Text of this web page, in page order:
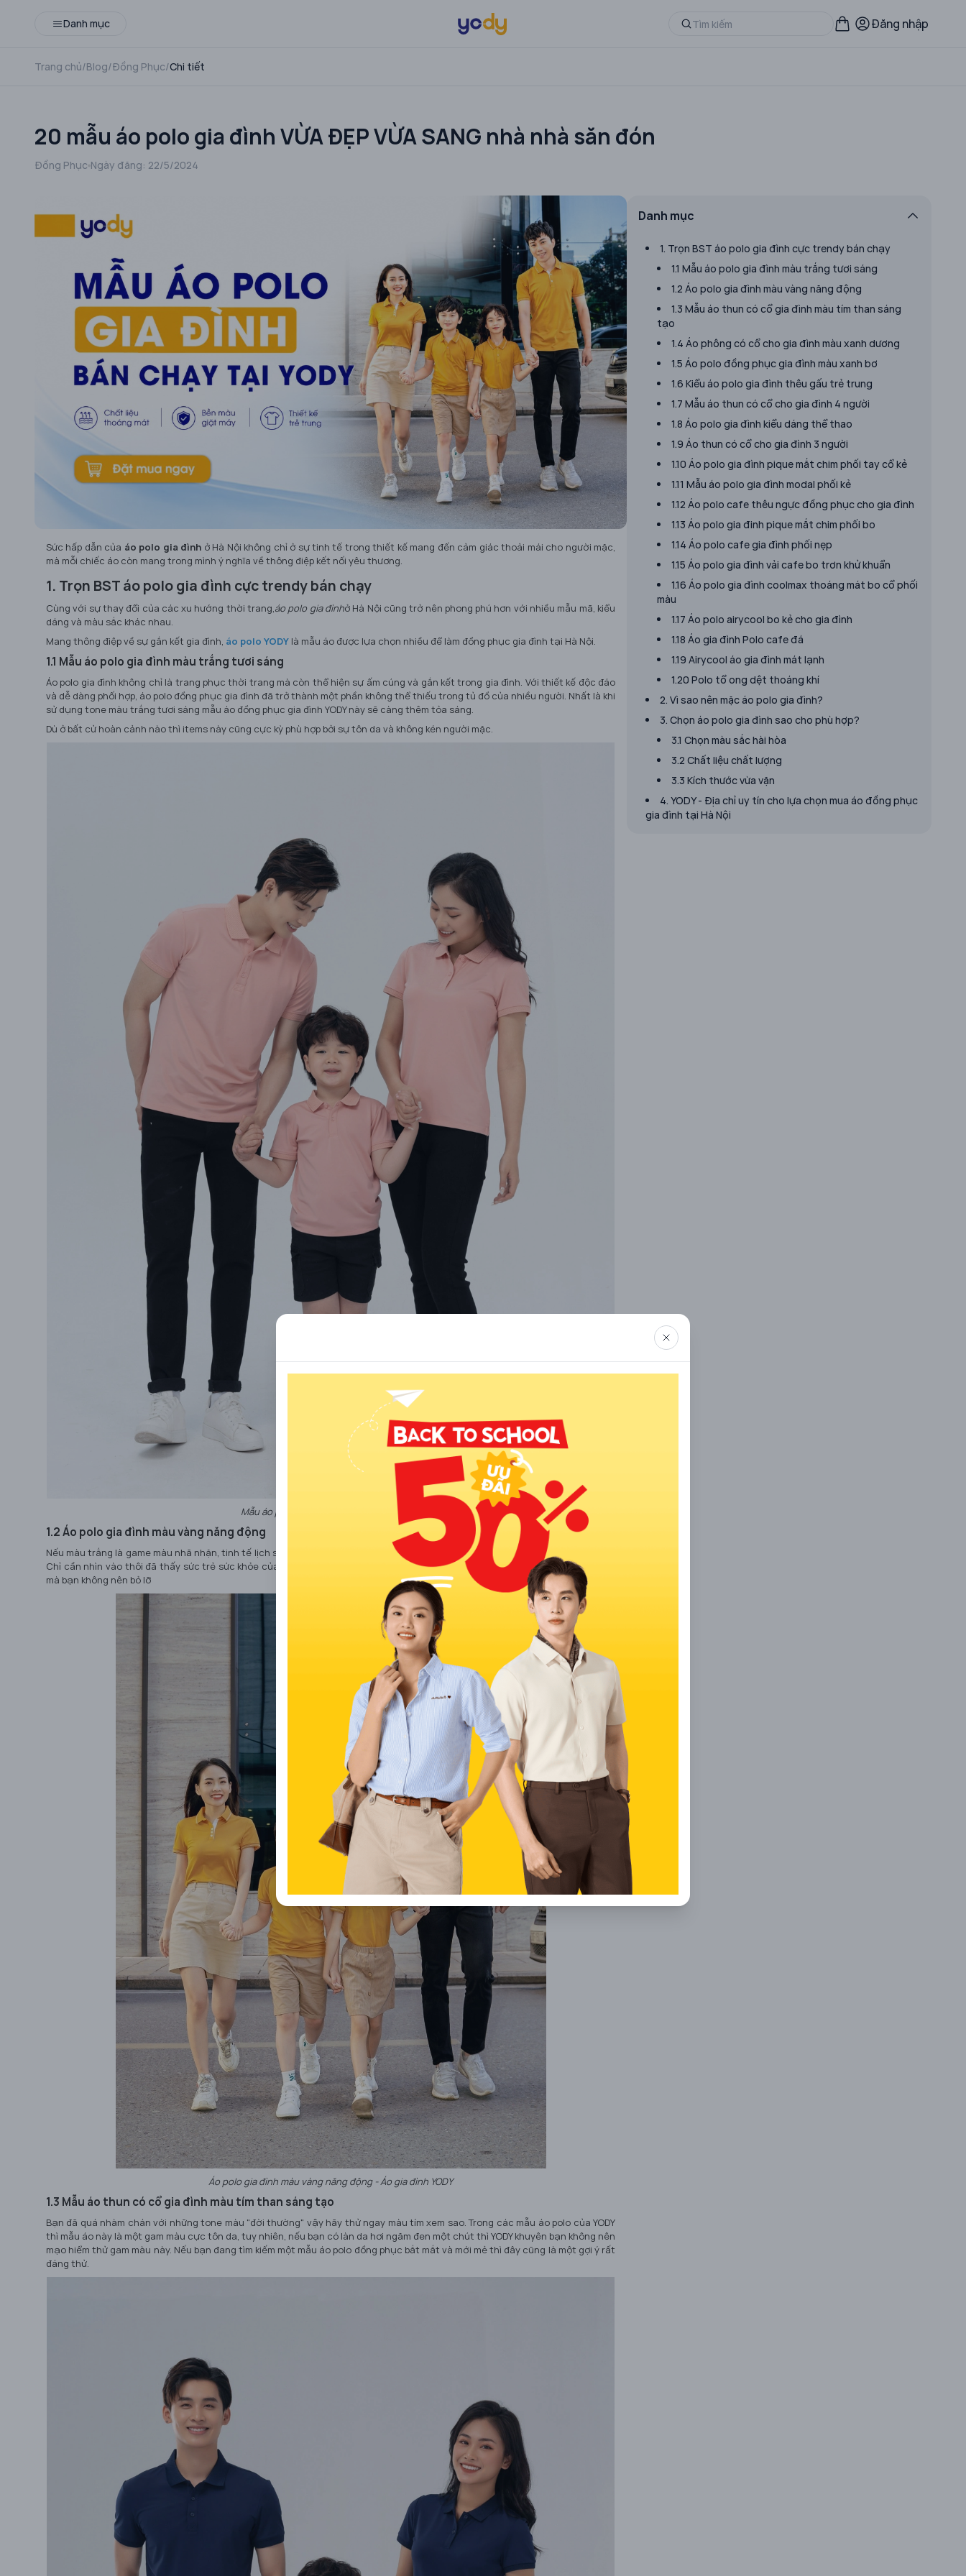
Danh mục Đăng nhập
Trang chủ/Blog/Đồng Phục/Chi tiết
20 mẫu áo polo gia đình VỪA ĐẸP VỪA SANG nhà nhà săn đón
Đồng Phục Ngày đăng: 22/5/2024
Sức hấp dẫn của áo polo gia đình ở Hà Nội không chỉ ở sự tinh tế trong thiết kế mang đến cảm giác thoải mái cho người mặc,
mà mỗi chiếc áo còn mang trong mình ý nghĩa về thông điệp kết nối yêu thương.
1. Trọn BST áo polo gia đình cực trendy bán chạy
Cùng với sự thay đổi của các xu hướng thời trang, áo polo gia đìnhở Hà Nội cũng trở nên phong phú hơn với nhiều mẫu mã, kiểu
dáng và màu sắc khác nhau.
Mang thông điệp về sự gắn kết gia đình, áo polo YODY là mẫu áo được lựa chọn nhiều để làm đồng phục gia đình tại Hà Nội.
1.1 Mẫu áo polo gia đình màu trắng tươi sáng
Áo polo gia đình không chỉ là trang phục thời trang mà còn thể hiện sự ấm cúng và gắn kết trong gia đình. Với thiết kế độc đáo
và dễ dàng phối hợp, áo polo đồng phục gia đình đã trở thành một phần không thể thiếu trong tủ đồ của nhiều người. Nhất là khi
sử dụng tone màu trắng tươi sáng mẫu áo đồng phục gia đình YODY này sẽ càng thêm tỏa sáng.
Dù ở bất cử hoàn cảnh nào thì items này cũng cực kỳ phù hợp bởi sự tôn da và không kén người mặc.
Mẫu áo polo gia đình màu trắng tươi sáng
1.2 Áo polo gia đình màu vàng năng động
Nếu màu trắng là game màu nhã nhặn, tinh tế lịch sự thì gam màu vàng lại mang đến cho chúng ta nguồn năng lượng tích cực.
Chỉ cần nhìn vào thôi đã thấy sức trẻ sức khỏe của gia đình bạn. Đây là một trong những mẫu áo polo đẹp và cực kỳ tôn dáng
mà bạn không nên bỏ lỡ
Áo polo gia đình màu vàng năng động - Áo gia đình YODY
1.3 Mẫu áo thun có cổ gia đình màu tím than sáng tạo
Bạn đã quá nhàm chán với những tone màu "đời thường" vậy hãy thử ngay màu tím xem sao. Trong các mẫu áo polo của YODY
thì mẫu áo này là một gam màu cực tôn da, tuy nhiên, nếu bạn có làn da hơi ngăm đen một chút thì YODY khuyên bạn không nên
mạo hiểm thử gam màu này. Nếu bạn đang tìm kiếm một mẫu áo polo đồng phục bắt mắt và mới mẻ thì đây cũng là một gợi ý rất
đáng thử.
Danh mục
1. Trọn BST áo polo gia đình cực trendy bán chạy
1.1 Mẫu áo polo gia đình màu trắng tươi sáng
1.2 Áo polo gia đình màu vàng năng động
1.3 Mẫu áo thun có cổ gia đình màu tím than sáng
tạo
1.4 Áo phông có cổ cho gia đình màu xanh dương
1.5 Áo polo đồng phục gia đình màu xanh bơ
1.6 Kiểu áo polo gia đình thêu gấu trẻ trung
1.7 Mẫu áo thun có cổ cho gia đình 4 người
1.8 Áo polo gia đình kiểu dáng thể thao
1.9 Áo thun có cổ cho gia đình 3 người
1.10 Áo polo gia đình pique mắt chim phối tay cổ kẻ
1.11 Mẫu áo polo gia đình modal phối kẻ
1.12 Áo polo cafe thêu ngực đồng phục cho gia đình
1.13 Áo polo gia đinh pique mắt chim phối bo
1.14 Áo polo cafe gia đình phối nẹp
1.15 Áo polo gia đình vải cafe bo trơn khử khuẩn
1.16 Áo polo gia đình coolmax thoáng mát bo cổ phối
màu
1.17 Áo polo airycool bo kẻ cho gia đình
1.18 Áo gia đình Polo cafe đá
1.19 Airycool áo gia đình mát lạnh
1.20 Polo tổ ong dệt thoáng khí
2. Vì sao nên mặc áo polo gia đình?
3. Chọn áo polo gia đình sao cho phù hợp?
3.1 Chọn màu sắc hài hòa
3.2 Chất liệu chất lượng
3.3 Kích thước vừa vặn
4. YODY - Địa chỉ uy tín cho lựa chọn mua áo đồng phục
gia đình tại Hà Nội